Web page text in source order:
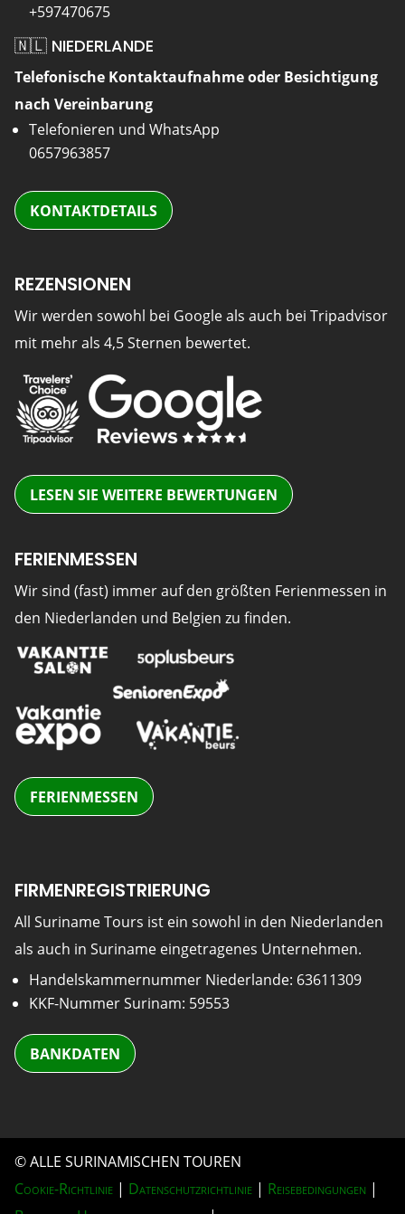
+597470675
🇳🇱 NIEDERLANDE
Telefonische Kontaktaufnahme oder Besichtigung
nach Vereinbarung
Telefonieren und WhatsApp
0657963857
KONTAKTDETAILS
REZENSIONEN
Wir werden sowohl bei Google als auch bei Tripadvisor
mit mehr als 4,5 Sternen bewertet.
LESEN SIE WEITERE BEWERTUNGEN
FERIENMESSEN
Wir sind (fast) immer auf den größten Ferienmessen in
den Niederlanden und Belgien zu finden.
FERIENMESSEN
FIRMENREGISTRIERUNG
All Suriname Tours ist ein sowohl in den Niederlanden
als auch in Suriname eingetragenes Unternehmen.
Handelskammernummer Niederlande: 63611309
KKF-Nummer Surinam: 59553
BANKDATEN
© ALLE SURINAMISCHEN TOUREN
Cookie-Richtlinie| Datenschutzrichtlinie| Reisebedingungen|